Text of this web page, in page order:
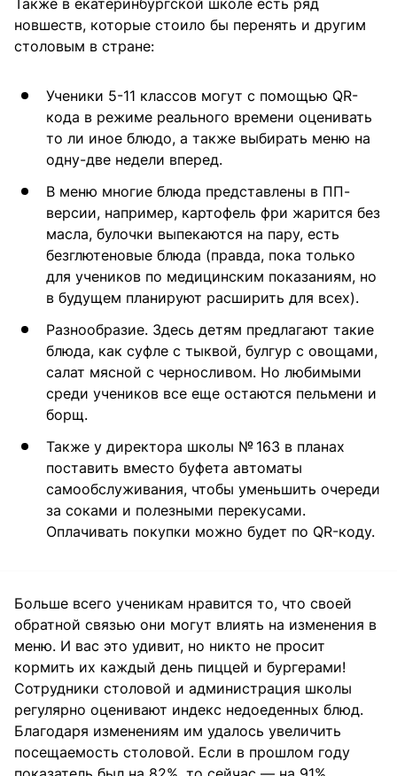
Также в екатеринбургской школе есть ряд
новшеств, которые стоило бы перенять и другим
столовым в стране:
Ученики 5-11 классов могут с помощью QR-
кода в режиме реального времени оценивать
то ли иное блюдо, а также выбирать меню на
одну-две недели вперед.
В меню многие блюда представлены в ПП-
версии, например, картофель фри жарится без
масла, булочки выпекаются на пару, есть
безглютеновые блюда (правда, пока только
для учеников по медицинским показаниям, но
в будущем планируют расширить для всех).
Разнообразие. Здесь детям предлагают такие
блюда, как суфле с тыквой, булгур с овощами,
салат мясной с черносливом. Но любимыми
среди учеников все еще остаются пельмени и
борщ.
Также у директора школы № 163 в планах
поставить вместо буфета автоматы
самообслуживания, чтобы уменьшить очереди
за соками и полезными перекусами.
Оплачивать покупки можно будет по QR-коду.
Больше всего ученикам нравится то, что своей
обратной связью они могут влиять на изменения в
меню. И вас это удивит, но никто не просит
кормить их каждый день пиццей и бургерами!
Сотрудники столовой и администрация школы
регулярно оценивают индекс недоеденных блюд.
Благодаря изменениям им удалось увеличить
посещаемость столовой. Если в прошлом году